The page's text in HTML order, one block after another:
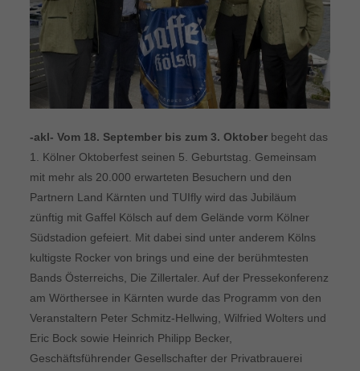
-akl- Vom 18. September bis zum 3. Oktoberbegeht das
1. Kölner Oktoberfest seinen 5. Geburtstag. Gemeinsam
mit mehr als 20.000 erwarteten Besuchern und den
Partnern Land Kärnten und TUIfly wird das Jubiläum
zünftig mit Gaffel Kölsch auf dem Gelände vorm Kölner
Südstadion gefeiert. Mit dabei sind unter anderem Kölns
kultigste Rocker von brings und eine der berühmtesten
Bands Österreichs, Die Zillertaler. Auf der Pressekonferenz
am Wörthersee in Kärnten wurde das Programm von den
Veranstaltern Peter Schmitz-Hellwing, Wilfried Wolters und
Eric Bock sowie Heinrich Philipp Becker,
Geschäftsführender Gesellschafter der Privatbrauerei